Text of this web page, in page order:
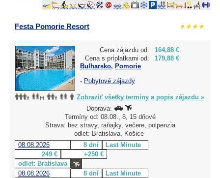
Festa Pomorie Resort
Cena zájazdu od:
164,88 €
Cena s príplatkami od:
179,88 €
Bulharsko, Pomorie
- Pobytové zájazdy
Zobraziť všetky termíny a popis zájazdu »
Doprava:
Termíny od: 08.08., 8, 15 dňové
Strava: bez stravy, raňajky, večere, polpenzia
odlet: Bratislava, Košice
08.08.2026
8 dní
Last Minute
249 €
+250 €
odlet: Bratislava
08.08.2026
8 dní
Last Minute